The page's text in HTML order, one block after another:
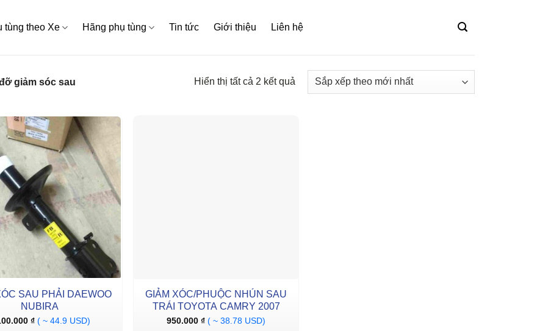
tùng theo Xe Hãng phụ tùng Tin tức Giới thiệu Liên hệ
giảm sóc sau Hiển thị tất cả 2 kết quả
sắp
SAU PHẢI DAEWOO
NUBIRA
₫ ( ~ 44.9 USD)
GIẢM XÓC/PHUỘC NHÚN SAU
TRÁI TOYOTA CAMRY 2007
950.000₫ ( ~ 38.78 USD)